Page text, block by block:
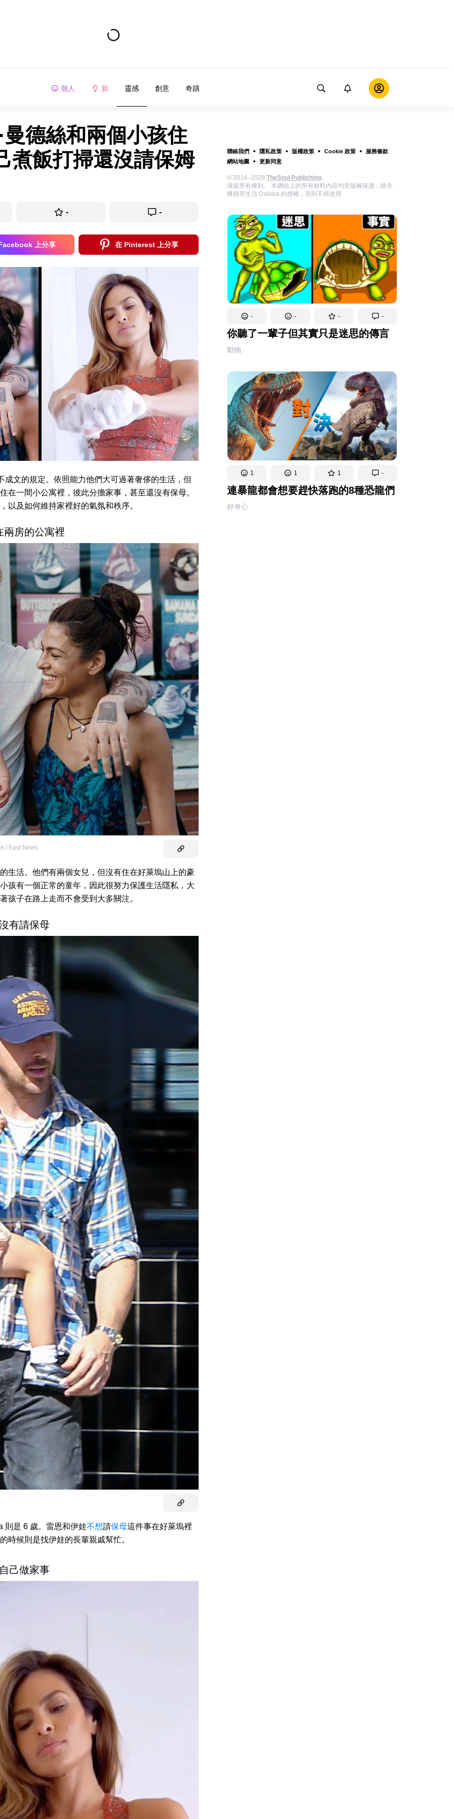
個人 新 靈感 創意 奇蹟
聯絡我們 隱私政策 版權政策 Cookie 政策
服務條款
網站地圖
更新同意
© 2014–2026 TheSoul Publishing.
保留所有權利。 本網站上的所有材料內容均受版權保護，除非
獲得亮生活 Daleba 的授權，否則不得使用
- - - -
你聽了一輩子但其實只是迷思的傳言
動物
1 1 1 -
連暴龍都會想要趕快落跑的8種恐龍們
好奇心
曼德絲和兩個小孩住
煮飯打掃還沒請保姆
- -
上分享 在 Pinterest 上分享
成文的規定。依照能力他們大可過著奢侈的生活，但
在一間小公寓裡，彼此分擔家事，甚至還沒有保母。
以及如何維持家裡好的氣氛和秩序。
兩房的公寓裡
/ East News
的生活。他們有兩個女兒，但沒有住在好萊塢山上的豪
孩有一個正常的童年，因此很努力保護生活隱私，大
孩子在路上走而不會受到大多關注。
有請保母
則是 6 歲。雷恩和伊娃不想請保母這件事在好萊塢裡
時候則是找伊娃的長輩親戚幫忙。
己做家事